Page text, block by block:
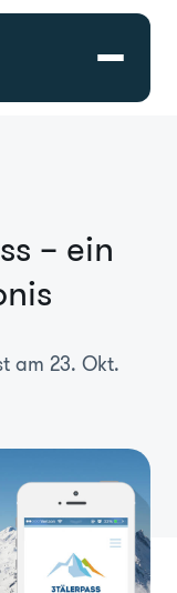
– ein
am 23. Okt.